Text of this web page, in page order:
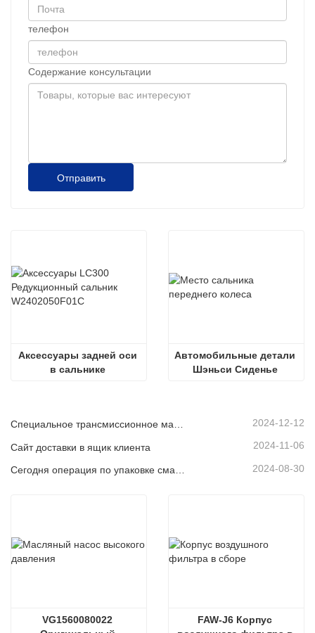
телефон
Содержание консультации
Отправить
Аксессуары задней оси
в сальнике
Автомобильные детали
Шэньси Сиденье
Специальное трансмиссионное масло для транспортных средств на новых источниках энергии 2024-12-12
Сайт доставки в ящик клиента 2024-11-06
2024-08-30
VG1560080022
FAW-J6 Корпус